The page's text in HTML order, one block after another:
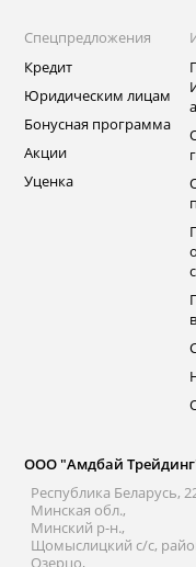
Спецпредложения
Кредит
Юридическим лицам
Бонусная программа
Акции
Уценка
ООО "Амдбай
Республика Беларусь,
Минская обл.,
Минский р-н.,
Щомыслицкий с/с,
Озерцо,